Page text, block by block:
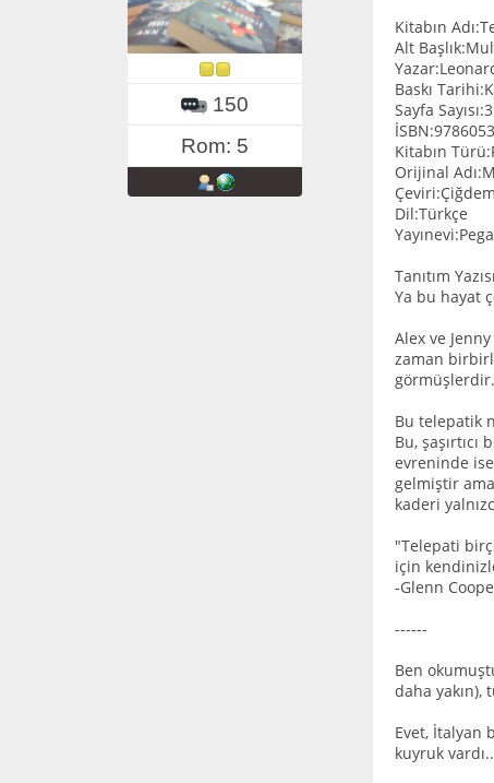
150
Rom: 5
Kitabın
Alt
Baskı
Sayfa
Kitabın
Orijinal
Dil:Türkçe
Tanıtım
Ya bu hayat
Alex ve
zaman
görmüşlerdir.
Bu telepatik
Bu,
evreninde
gelmiştir
kaderi
"Telepati
için
-Glenn
------
Ben
daha
Evet, İtalyan
kuyruk